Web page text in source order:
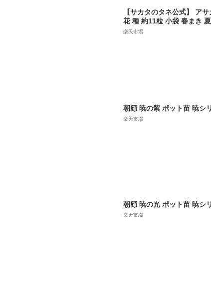
【サカタのタネ公式】 ア
花 種 約11粒 小袋 春まき
植え 地植え 簡単 初心者向
楽天市場
朝顔 暁の紫 ポット苗 暁シ
楽天市場
朝顔 暁の光 ポット苗 暁シ
楽天市場